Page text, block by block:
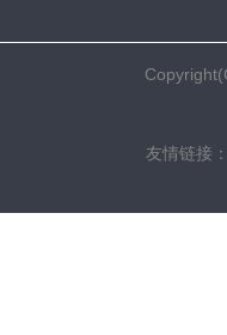
友情链接：